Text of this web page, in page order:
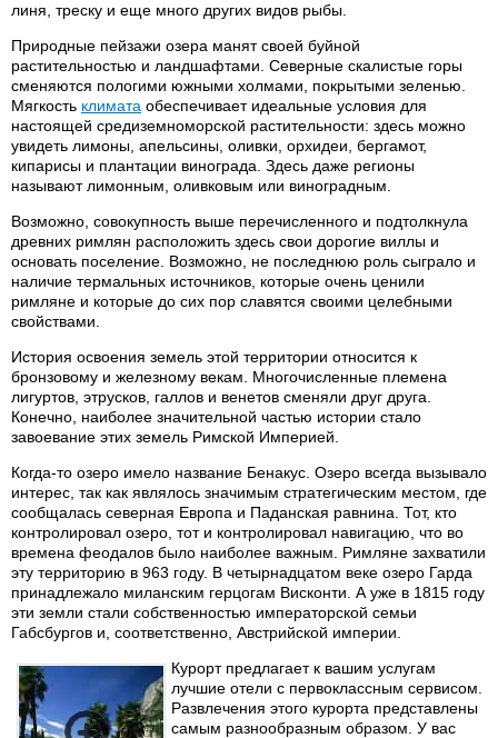
линя, треску и еще много других видов рыбы.
Природные пейзажи озера манят своей буйной
растительностью и ландшафтами. Северные скалистые горы
сменяются пологими южными холмами, покрытыми зеленью.
Мягкость климата обеспечивает идеальные условия для
настоящей средиземноморской растительности: здесь можно
увидеть лимоны, апельсины, оливки, орхидеи, бергамот,
кипарисы и плантации винограда. Здесь даже регионы
называют лимонным, оливковым или виноградным.
Возможно, совокупность выше перечисленного и подтолкнула
древних римлян расположить здесь свои дорогие виллы и
основать поселение. Возможно, не последнюю роль сыграло и
наличие термальных источников, которые очень ценили
римляне и которые до сих пор славятся своими целебными
свойствами.
История освоения земель этой территории относится к
бронзовому и железному векам. Многочисленные племена
лигуртов, этрусков, галлов и венетов сменяли друг друга.
Конечно, наиболее значительной частью истории стало
завоевание этих земель Римской Империей.
Когда-то озеро имело название Бенакус. Озеро всегда вызывало
интерес, так как являлось значимым стратегическим местом, где
сообщалась северная Европа и Паданская равнина. Тот, кто
контролировал озеро, тот и контролировал навигацию, что во
времена феодалов было наиболее важным. Римляне захватили
эту территорию в 963 году. В четырнадцатом веке озеро Гарда
принадлежало миланским герцогам Висконти. А уже в 1815 году
эти земли стали собственностью императорской семьи
Габсбургов и, соответственно, Австрийской империи.
Курорт предлагает к вашим услугам
лучшие отели с первоклассным сервисом.
Развлечения этого курорта представлены
самым разнообразным образом. У вас